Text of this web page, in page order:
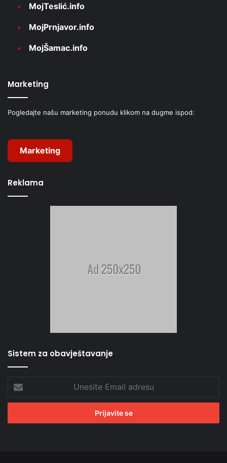
MojTeslić.info
MojPrnjavor.info
MojŠamac.info
Marketing
Pogledajte našu marketing ponudu klikom na dugme ispod:
Marketing
Reklama
Sistem za obavještavanje
Email
adresu